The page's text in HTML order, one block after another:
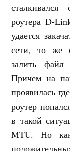
роутера D-
удается
сети, то же
залить файл
Причем на
проявилась
роутер
в такой
MTU. Но